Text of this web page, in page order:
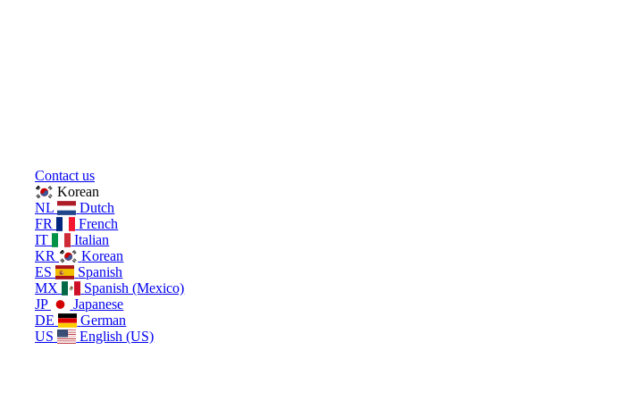
Contact us
Korean
NL
Dutch
FR
French
IT
Italian
KR
Korean
ES
Spanish
MX
Spanish (Mexico)
JP
Japanese
DE
German
US
English (US)